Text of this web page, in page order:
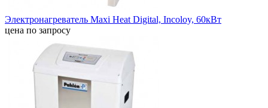
Электронагреватель Maxi Heat Digital, Incoloy, 60кВт
цена по запросу